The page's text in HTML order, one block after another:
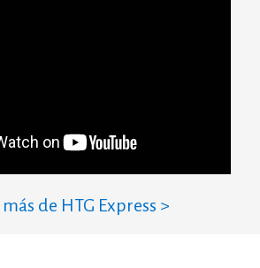
de HTG Express >